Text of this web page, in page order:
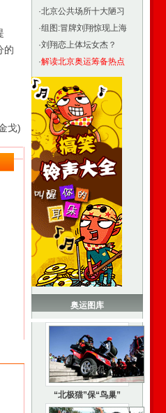
的
戈)
·北京公共场所十大陋习
·组图:冒牌刘翔惊现上海
·刘翔恋上体坛女杰？
·解读北京奥运筹备热点
奥运图库
“北极猫”保“鸟巢”